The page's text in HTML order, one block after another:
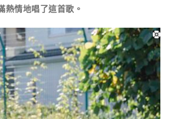
熱情地唱了這首歌。